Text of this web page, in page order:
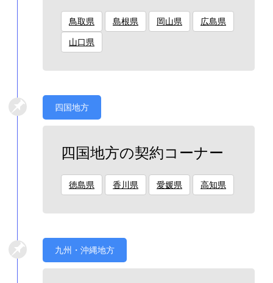
鳥取県 島根県 岡山県 広島県
山口県
四国地方
四国地方の契約コーナー
徳島県 香川県 愛媛県 高知県
九州・沖縄地方